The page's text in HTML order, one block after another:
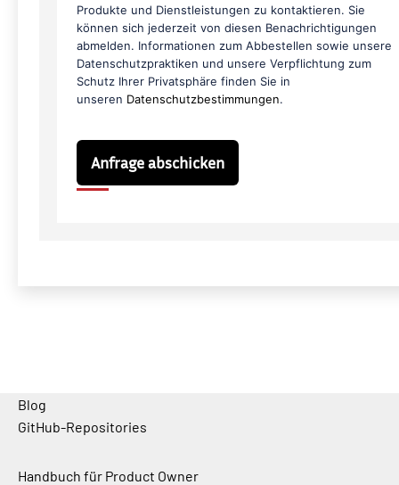
Produkte und Dienstleistungen zu kontaktieren. Sie
können sich jederzeit von diesen Benachrichtigungen
abmelden. Informationen zum Abbestellen sowie unsere
Datenschutzpraktiken und unsere Verpflichtung zum
Schutz Ihrer Privatsphäre finden Sie in
unseren Datenschutzbestimmungen.
Anfrage abschicken
Blog
GitHub-Repositories
Handbuch für Product Owner